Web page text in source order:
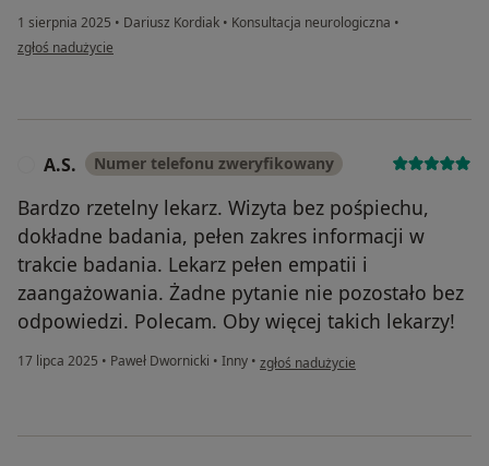
1 sierpnia 2025 • Dariusz Kordiak • Konsultacja neurologiczna •
w opinii użytkownika Grzegorz T
zgłoś nadużycie
A.S. Numer telefonu zweryfikowany
Bardzo rzetelny lekarz. Wizyta bez pośpiechu,
dokładne badania, pełen zakres informacji w
trakcie badania. Lekarz pełen empatii i
zaangażowania. Żadne pytanie nie pozostało bez
odpowiedzi. Polecam. Oby więcej takich lekarzy!
17 lipca 2025 • Paweł Dwornicki • Inny • w opinii użytkownika A.S.
zgłoś nadużycie